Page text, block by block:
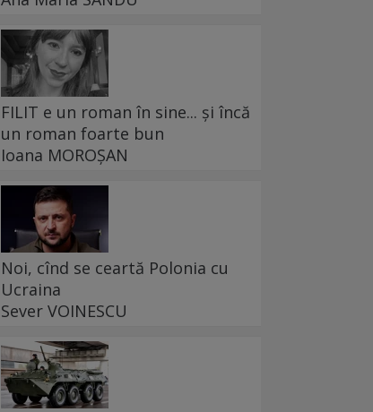
FILIT e un roman în sine... și încă
un roman foarte bun
Ioana MOROȘAN
Noi, cînd se ceartă Polonia cu
Ucraina
Sever VOINESCU